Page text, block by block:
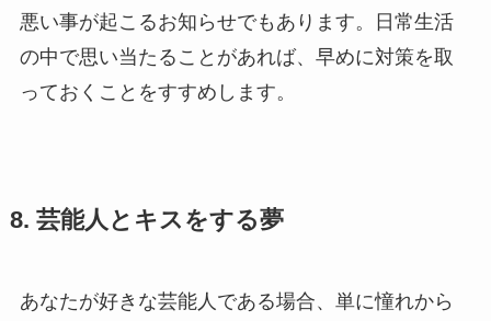
悪い事が起こるお知らせでもあります。日常生活
の中で思い当たることがあれば、早めに対策を取
っておくことをすすめします。
8. 芸能人とキスをする夢
あなたが好きな芸能人である場合、単に憧れから